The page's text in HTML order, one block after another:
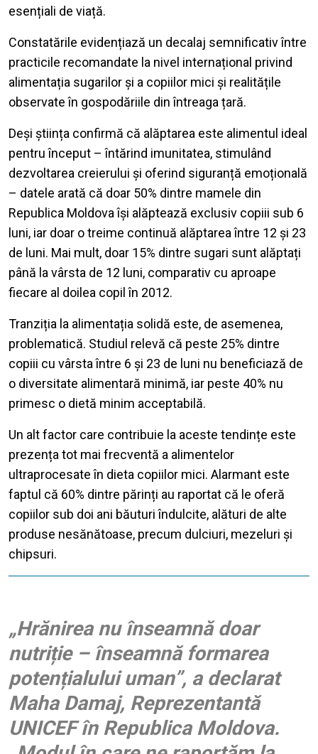
esențiali de viață.
Constatările evidențiază un decalaj semnificativ între
practicile recomandate la nivel internațional privind
alimentația sugarilor și a copiilor mici și realitățile
observate în gospodăriile din întreaga țară.
Deși știința confirmă că alăptarea este alimentul ideal
pentru început – întărind imunitatea, stimulând
dezvoltarea creierului și oferind siguranță emoțională
– datele arată că doar 50% dintre mamele din
Republica Moldova își alăptează exclusiv copiii sub 6
luni, iar doar o treime continuă alăptarea între 12 și 23
de luni. Mai mult, doar 15% dintre sugari sunt alăptați
până la vârsta de 12 luni, comparativ cu aproape
fiecare al doilea copil în 2012.
Tranziția la alimentația solidă este, de asemenea,
problematică. Studiul relevă că peste 25% dintre
copiii cu vârsta între 6 și 23 de luni nu beneficiază de
o diversitate alimentară minimă, iar peste 40% nu
primesc o dietă minim acceptabilă.
Un alt factor care contribuie la aceste tendințe este
prezența tot mai frecventă a alimentelor
ultraprocesate în dieta copiilor mici. Alarmant este
faptul că 60% dintre părinți au raportat că le oferă
copiilor sub doi ani băuturi îndulcite, alături de alte
produse nesănătoase, precum dulciuri, mezeluri și
chipsuri.
„Hrănirea nu înseamnă doar
nutriție – înseamnă formarea
potențialului uman”, a declarat
Maha Damaj, Reprezentantă
UNICEF în Republica Moldova.